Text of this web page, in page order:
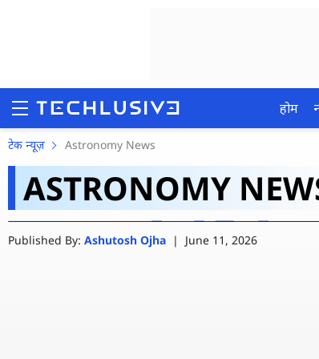
होम
होम
न्यूज़
टेक न्यूज़ Astronomy News
ASTRONOMY
वैज्ञानिकों को मिलीं 2
मैटर
Published By: Ashutosh Ojha | June 11, 2026